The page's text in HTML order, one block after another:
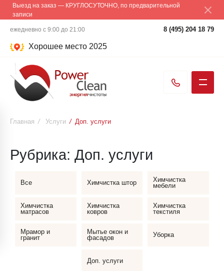
Выезд на заказ — КРУГЛОСУТОЧНО, по предварительной
записи
ежедневно с 9:00 до 21:00 8 (495) 204 18 79
Хорошее место 2025
Главная / Услуги / Доп. услуги
Рубрика: Доп. услуги
Все Химчистка штор
Химчистка
мебели
Химчистка
матрасов
Химчистка
ковров
Химчистка
текстиля
Мрамор и
гранит
Мытье окон и
фасадов
Уборка
Доп. услуги